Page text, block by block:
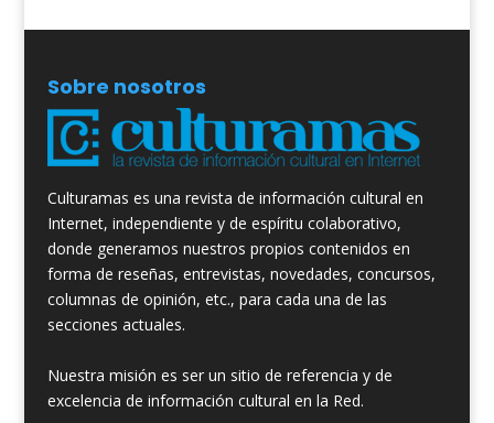
Sobre nosotros
Culturamas es una revista de información cultural en
Internet, independiente y de espíritu colaborativo,
donde generamos nuestros propios contenidos en
forma de reseñas, entrevistas, novedades, concursos,
columnas de opinión, etc., para cada una de las
secciones actuales.
Nuestra misión es ser un sitio de referencia y de
excelencia de información cultural en la Red.